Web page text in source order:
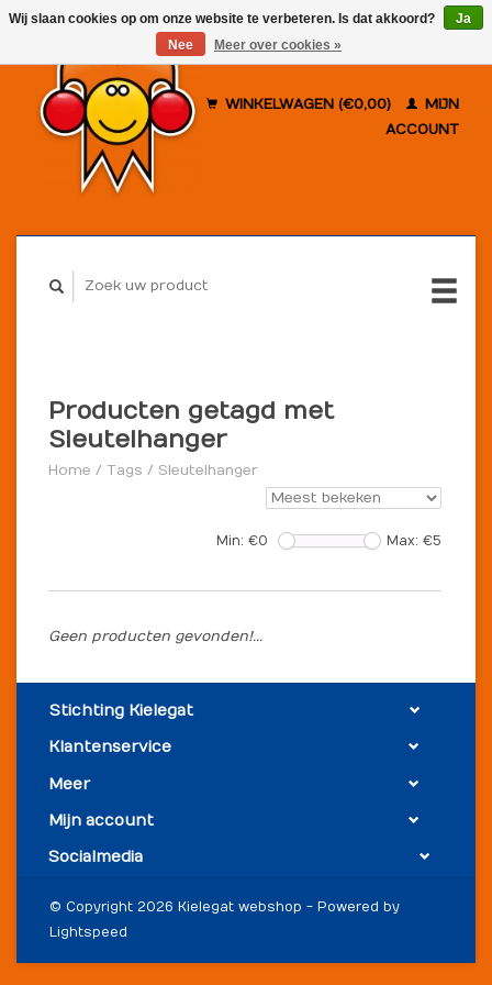
WINKELWAGEN (€0,00)
MIJN
ACCOUNT
Producten getagd met
Sleutelhanger
Home / Tags / Sleutelhanger
Min: €0 Max: €5
Geen producten gevonden!...
Stichting Kielegat
Klantenservice
Meer
Mijn account
Socialmedia
© Copyright 2026 Kielegat webshop - Powered by
Lightspeed
Wij slaan cookies op om onze website te verbeteren. Is dat akkoord?
Ja
Nee
Meer over cookies »